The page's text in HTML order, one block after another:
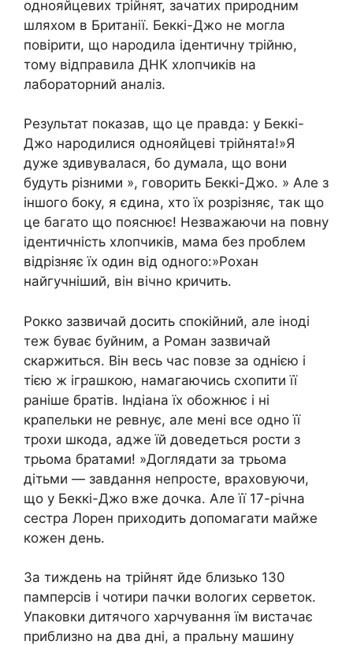
однояйцевих трійнят, зачатих природним
шляхом в Британії. Беккі-Джо не могла
повірити, що народила ідентичну трійню,
тому відправила ДНК хлопчиків на
лабораторний аналіз.
Результат показав, що це правда: у Беккі-
Джо народилися однояйцеві трійнята!»Я
дуже здивувалася, бо думала, що вони
будуть різними », говорить Беккі-Джо. » Але з
іншого боку, я єдина, хто їх розрізняє, так що
це багато що пояснює! Незважаючи на повну
ідентичність хлопчиків, мама без проблем
відрізняє їх один від одного:»Рохан
найгучніший, він вічно кричить.
Рокко зазвичай досить спокійний, але іноді
теж буває буйним, а Роман зазвичай
скаржиться. Він весь час повзе за однією і
тією ж іграшкою, намагаючись схопити її
раніше братів. Індіана їх обожнює і ні
крапельки не ревнує, але мені все одно її
трохи шкода, адже їй доведеться рости з
трьома братами! »Доглядати за трьома
дітьми — завдання непросте, враховуючи,
що у Беккі-Джо вже дочка. Але її 17-річна
сестра Лорен приходить допомагати майже
кожен день.
За тиждень на трійнят йде близько 130
памперсів і чотири пачки вологих серветок.
Упаковки дитячого харчування їм вистачає
приблизно на два дні, а пральну машину